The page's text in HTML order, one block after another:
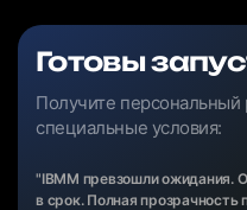
Готовы
Получите персональный
специальные условия:
"IBMM превзошли ожидания.
в срок. Полная прозрачность